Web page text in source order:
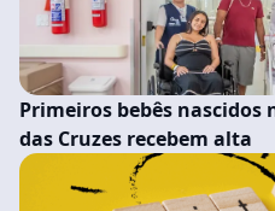
Primeiros bebês nascidos
das Cruzes recebem alta